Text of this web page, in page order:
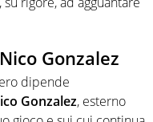
Gonzalez
dipende
Gonzalez, esterno